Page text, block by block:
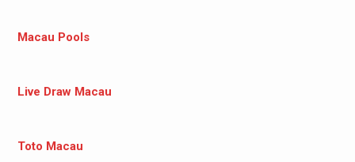
Macau Pools
Live Draw Macau
Toto Macau